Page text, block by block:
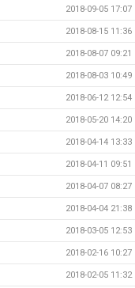
2018-09-05 17:07
2018-08-15 11:36
2018-08-07 09:21
2018-08-03 10:49
2018-06-12 12:54
2018-05-20 14:20
2018-04-14 13:33
2018-04-11 09:51
2018-04-07 08:27
2018-04-04 21:38
2018-03-05 12:53
2018-02-16 10:27
2018-02-05 11:32